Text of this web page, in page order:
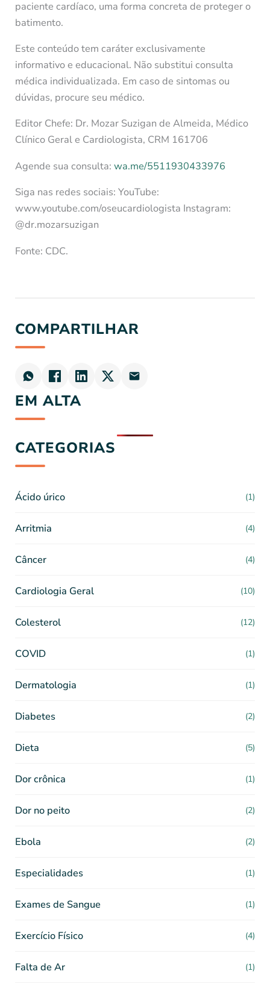
paciente cardíaco, uma forma concreta de proteger o
batimento.
Este conteúdo tem caráter exclusivamente
informativo e educacional. Não substitui consulta
médica individualizada. Em caso de sintomas ou
dúvidas, procure seu médico.
Editor Chefe: Dr. Mozar Suzigan de Almeida, Médico
Clínico Geral e Cardiologista, CRM 161706
Agende sua consulta: wa.me/5511930433976
Siga nas redes sociais: YouTube:
www.youtube.com/oseucardiologista Instagram:
@dr.mozarsuzigan
Fonte: CDC.
COMPARTILHAR
EM ALTA
CATEGORIAS
Ácido úrico (1)
Arritmia (4)
Câncer (4)
Cardiologia Geral (10)
Colesterol (12)
COVID (1)
Dermatologia (1)
Diabetes (2)
Dieta (5)
Dor crônica (1)
Dor no peito (2)
Ebola (2)
Especialidades (1)
Exames de Sangue (1)
Exercício Físico (4)
Falta de Ar (1)